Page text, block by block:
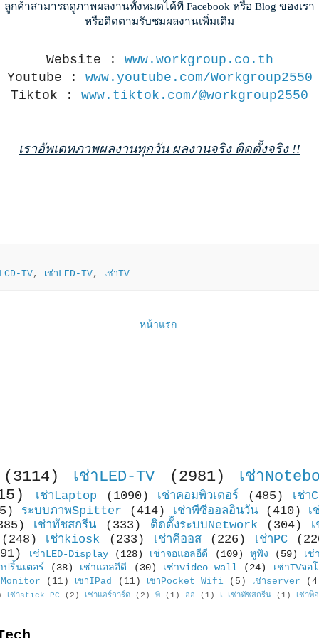
ลูกค้าสามารถดูภาพผลงานทั้งหมดได้ที่ Facebook หรือ Blog ของเรา
หรือติดตามรับชมผลงานเพิ่มเติม
Website : www.workgroup.co.th
Youtube : www.youtube.com/Workgroup2550
Tiktok : www.tiktok.com/@workgroup2550
เราอัพเดทภาพผลงานทุกวัน ผลงานจริง ติดตั้งจริง !!
TV, เช่าLED-TV, เช่าTV
หน้าแรก
(3114) เช่าLED-TV (2981)
เช่า
เช่าLaptop (1090) เช่าคอมพิวเตอร์ (485)
เช่า
ระบบภาพSpitter (414) เช่าพีซีออลอินวัน (410)
เ
เช่าทัชสกรีน (333) ติดตั้งระบบNetwork (304)
(248)
เช่าkiosk (233) เช่าคีออส (226) เช่าPC
เช่าLED-Display (128) เช่าจอแอลอีดี (109) หูฟัง (59)
เช่
ปริ้นเตอร์
(38) เช่าแอลอีดี (30) เช่าvideo wall (24) เช่าTVจอ
Monitor (11) เช่าIPad (11) เช่าPocket Wifi (5) เช่าserver
เช่าstick PC (2) เช่าแอร์การ์ด (2) พี (1) ออ (1) เ เช่าทัชสกรีน (1) เช่าพ็